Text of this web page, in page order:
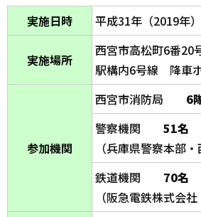
実施日時 平成31年（2019年
実施場所
西宮市高松町6番
駅構内6号線 降車
参加機関
西宮市消防局 6
警察機関 51名
（兵庫県警察本部
鉄道機関 70名
（阪急電鉄株式会